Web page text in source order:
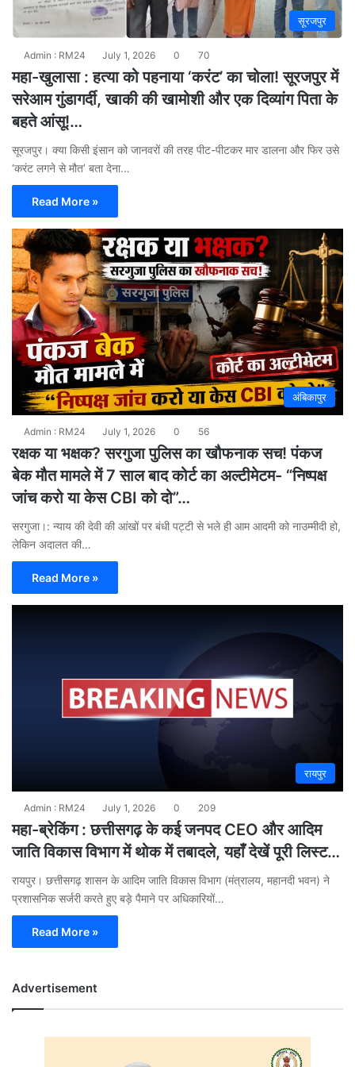
सूरजपुर
Admin : RM24 July 1, 2026 0 70
महा-खुलासा : हत्या को पहनाया ‘करंट’ का चोला! सूरजपुर में
सरेआम गुंडागर्दी, खाकी की खामोशी और एक दिव्यांग पिता के
बहते आंसू!…
सूरजपुर। क्या किसी इंसान को जानवरों की तरह पीट-पीटकर मार डालना और फिर उसे
‘करंट लगने से मौत’ बता देना…
Read More »
अंबिकापुर
Admin : RM24 July 1, 2026 0 56
रक्षक या भक्षक? सरगुजा पुलिस का खौफनाक सच! पंकज
बेक मौत मामले में 7 साल बाद कोर्ट का अल्टीमेटम- “निष्पक्ष
जांच करो या केस CBI को दो”…
सरगुजा।: न्याय की देवी की आंखों पर बंधी पट्टी से भले ही आम आदमी को नाउम्मीदी हो,
लेकिन अदालत की…
Read More »
रायपुर
Admin : RM24 July 1, 2026 0 209
महा-ब्रेकिंग : छत्तीसगढ़ के कई जनपद CEO और आदिम
जाति विकास विभाग में थोक में तबादले, यहाँ देखें पूरी लिस्ट…
रायपुर। छत्तीसगढ़ शासन के आदिम जाति विकास विभाग (मंत्रालय, महानदी भवन) ने
प्रशासनिक सर्जरी करते हुए बड़े पैमाने पर अधिकारियों…
Read More »
Advertisement